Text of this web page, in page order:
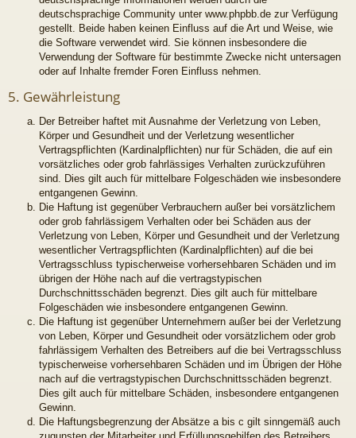
deutschsprachige Community unter www.phpbb.de zur Verfügung
gestellt. Beide haben keinen Einfluss auf die Art und Weise, wie
die Software verwendet wird. Sie können insbesondere die
Verwendung der Software für bestimmte Zwecke nicht untersagen
oder auf Inhalte fremder Foren Einfluss nehmen.
5. Gewährleistung
Der Betreiber haftet mit Ausnahme der Verletzung von Leben,
Körper und Gesundheit und der Verletzung wesentlicher
Vertragspflichten (Kardinalpflichten) nur für Schäden, die auf ein
vorsätzliches oder grob fahrlässiges Verhalten zurückzuführen
sind. Dies gilt auch für mittelbare Folgeschäden wie insbesondere
entgangenen Gewinn.
Die Haftung ist gegenüber Verbrauchern außer bei vorsätzlichem
oder grob fahrlässigem Verhalten oder bei Schäden aus der
Verletzung von Leben, Körper und Gesundheit und der Verletzung
wesentlicher Vertragspflichten (Kardinalpflichten) auf die bei
Vertragsschluss typischerweise vorhersehbaren Schäden und im
übrigen der Höhe nach auf die vertragstypischen
Durchschnittsschäden begrenzt. Dies gilt auch für mittelbare
Folgeschäden wie insbesondere entgangenen Gewinn.
Die Haftung ist gegenüber Unternehmern außer bei der Verletzung
von Leben, Körper und Gesundheit oder vorsätzlichem oder grob
fahrlässigem Verhalten des Betreibers auf die bei Vertragsschluss
typischerweise vorhersehbaren Schäden und im Übrigen der Höhe
nach auf die vertragstypischen Durchschnittsschäden begrenzt.
Dies gilt auch für mittelbare Schäden, insbesondere entgangenen
Gewinn.
Die Haftungsbegrenzung der Absätze a bis c gilt sinngemäß auch